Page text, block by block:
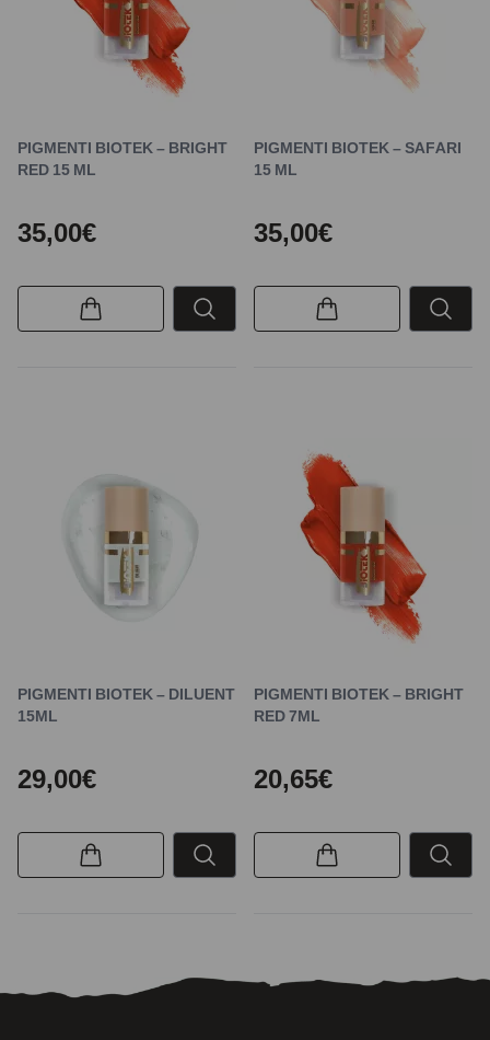
PIGMENTI BIOTEK – BRIGHT
RED 15 ML
35,00€
PIGMENTI BIOTEK – SAFARI
15 ML
35,00€
PIGMENTI BIOTEK – DILUENT
15ML
29,00€
PIGMENTI BIOTEK – BRIGHT
RED 7ML
20,65€